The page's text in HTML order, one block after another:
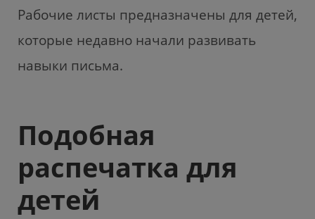
Рабочие листы предназначены для детей,
которые недавно начали развивать
навыки письма.
Подобная
распечатка для
детей